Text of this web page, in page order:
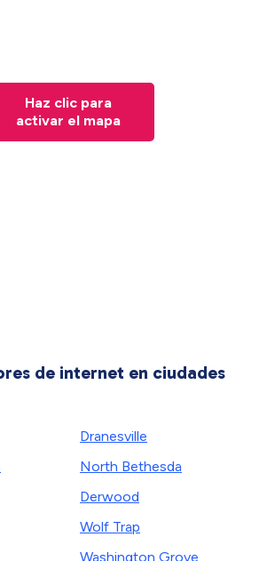
Haz clic para
activar el mapa
de internet en ciudades
Dranesville
North Bethesda
Derwood
Wolf Trap
Washington Grove